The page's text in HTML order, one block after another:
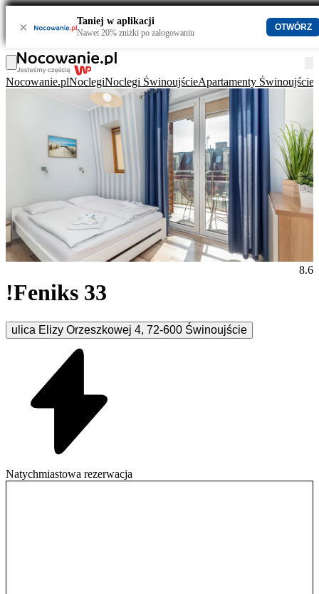
× Taniej w aplikacji
Nawet 20% zniżki po zalogowaniu
OTWÓRZ
Nocowanie.plNoclegiNoclegi ŚwinoujścieApartamenty Świnoujście
!Feniks 33
ulica Elizy Orzeszkowej 4, 72-600 Świnoujście
8.6
Natychmiastowa rezerwacja